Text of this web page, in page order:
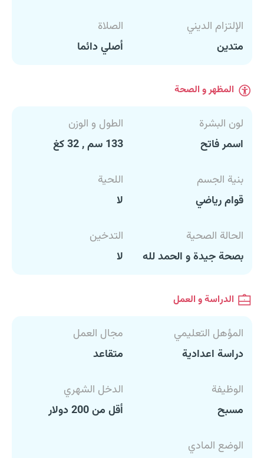
الإلتزام الديني
متدين
الصلاة
أصلي دائما
المظهر و الصحة
لون البشرة
اسمر فاتح
الطول و الوزن
133 سم , 32 كغ
بنية الجسم
قوام رياضي
اللحية
لا
الحالة الصحية
بصحة جيدة و الحمد لله
التدخين
لا
الدراسة و العمل
المؤهل التعليمي
دراسة اعدادية
مجال العمل
متقاعد
الوظيفة
مسبح
الدخل الشهري
أقل من 200 دولار
الوضع المادي